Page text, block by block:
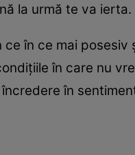
la urmă te va ierta.
în ce mai
în care nu
în